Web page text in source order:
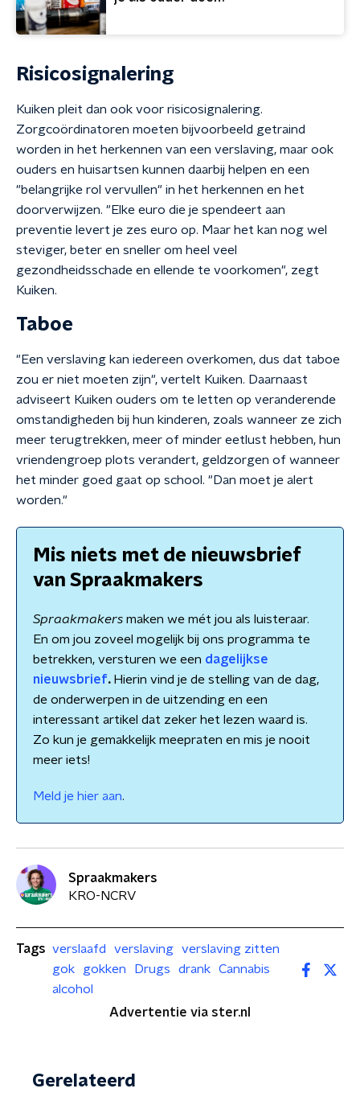
Risicosignalering
Kuiken pleit dan ook voor risicosignalering.
Zorgcoördinatoren moeten bijvoorbeeld getraind
worden in het herkennen van een verslaving, maar ook
ouders en huisartsen kunnen daarbij helpen en een
"belangrijke rol vervullen" in het herkennen en het
doorverwijzen. "Elke euro die je spendeert aan
preventie levert je zes euro op. Maar het kan nog wel
steviger, beter en sneller om heel veel
gezondheidsschade en ellende te voorkomen", zegt
Kuiken.
Taboe
"Een verslaving kan iedereen overkomen, dus dat taboe
zou er niet moeten zijn", vertelt Kuiken. Daarnaast
adviseert Kuiken ouders om te letten op veranderende
omstandigheden bij hun kinderen, zoals wanneer ze zich
meer terugtrekken, meer of minder eetlust hebben, hun
vriendengroep plots verandert, geldzorgen of wanneer
het minder goed gaat op school. "Dan moet je alert
worden."
Mis niets met de nieuwsbrief
van Spraakmakers
Spraakmakers maken we mét jou als luisteraar.
En om jou zoveel mogelijk bij ons programma te
betrekken, versturen we een dagelijkse
nieuwsbrief.Hierin vind je de stelling van de dag,
de onderwerpen in de uitzending en een
interessant artikel dat zeker het lezen waard is.
Zo kun je gemakkelijk meepraten en mis je nooit
meer iets!
Meld je hier aan.
Spraakmakers
KRO-NCRV
Tags verslaafd verslaving
verslaving zitten
gok
gokken Drugs drank
Cannabis
alcohol
Advertentie via ster.nl
Gerelateerd